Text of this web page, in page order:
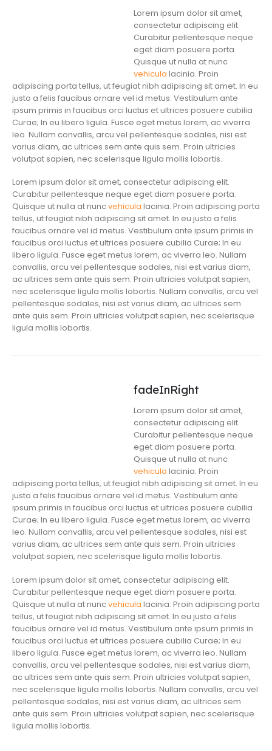
Lorem ipsum dolor sit amet,
consectetur adipiscing elit.
Curabitur pellentesque neque
eget diam posuere porta.
Quisque ut nulla at nunc
vehicula lacinia. Proin
adipiscing porta tellus, ut feugiat nibh adipiscing sit amet. In eu
justo a felis faucibus ornare vel id metus. Vestibulum ante
ipsum primis in faucibus orci luctus et ultrices posuere cubilia
Curae; In eu libero ligula. Fusce eget metus lorem, ac viverra
leo. Nullam convallis, arcu vel pellentesque sodales, nisi est
varius diam, ac ultrices sem ante quis sem. Proin ultricies
volutpat sapien, nec scelerisque ligula mollis lobortis.
Lorem ipsum dolor sit amet, consectetur adipiscing elit.
Curabitur pellentesque neque eget diam posuere porta.
Quisque ut nulla at nuncvehicula lacinia. Proin adipiscing porta
tellus, ut feugiat nibh adipiscing sit amet. In eu justo a felis
faucibus ornare vel id metus. Vestibulum ante ipsum primis in
faucibus orci luctus et ultrices posuere cubilia Curae; In eu
libero ligula. Fusce eget metus lorem, ac viverra leo. Nullam
convallis, arcu vel pellentesque sodales, nisi est varius diam,
ac ultrices sem ante quis sem. Proin ultricies volutpat sapien,
nec scelerisque ligula mollis lobortis. Nullam convallis, arcu vel
pellentesque sodales, nisi est varius diam, ac ultrices sem
ante quis sem. Proin ultricies volutpat sapien, nec scelerisque
ligula mollis lobortis.
fadeInRight
Lorem ipsum dolor sit amet,
consectetur adipiscing elit.
Curabitur pellentesque neque
eget diam posuere porta.
Quisque ut nulla at nunc
vehicula lacinia. Proin
adipiscing porta tellus, ut feugiat nibh adipiscing sit amet. In eu
justo a felis faucibus ornare vel id metus. Vestibulum ante
ipsum primis in faucibus orci luctus et ultrices posuere cubilia
Curae; In eu libero ligula. Fusce eget metus lorem, ac viverra
leo. Nullam convallis, arcu vel pellentesque sodales, nisi est
varius diam, ac ultrices sem ante quis sem. Proin ultricies
volutpat sapien, nec scelerisque ligula mollis lobortis.
Lorem ipsum dolor sit amet, consectetur adipiscing elit.
Curabitur pellentesque neque eget diam posuere porta.
Quisque ut nulla at nuncvehicula lacinia. Proin adipiscing porta
tellus, ut feugiat nibh adipiscing sit amet. In eu justo a felis
faucibus ornare vel id metus. Vestibulum ante ipsum primis in
faucibus orci luctus et ultrices posuere cubilia Curae; In eu
libero ligula. Fusce eget metus lorem, ac viverra leo. Nullam
convallis, arcu vel pellentesque sodales, nisi est varius diam,
ac ultrices sem ante quis sem. Proin ultricies volutpat sapien,
nec scelerisque ligula mollis lobortis. Nullam convallis, arcu vel
pellentesque sodales, nisi est varius diam, ac ultrices sem
ante quis sem. Proin ultricies volutpat sapien, nec scelerisque
ligula mollis lobortis.